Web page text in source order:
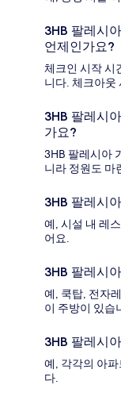
3HB 팔레시
언제인가요?
체크인 시작 시
니다. 체크아웃
3HB 팔레시
가요?
3HB 팔레시아
니라 정원도 마
3HB 팔레시
예, 시설 내 레
어요.
3HB 팔레시
예, 쿡탑, 전자
이 주방이 있습
3HB 팔레시
예, 각각의 아
다.